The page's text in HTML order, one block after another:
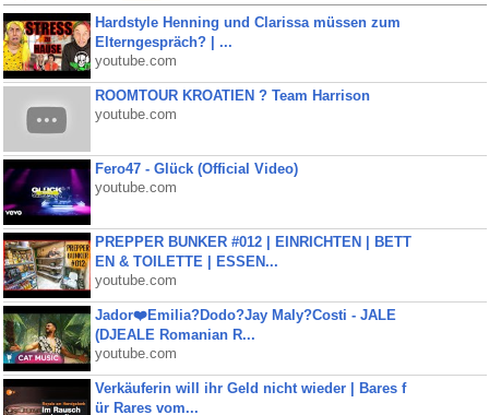
Hardstyle Henning und Clarissa müssen zum
Elterngespräch? | ...
youtube.com
ROOMTOUR KROATIEN ? Team Harrison
youtube.com
Fero47 - Glück (Official Video)
youtube.com
PREPPER BUNKER #012 | EINRICHTEN | BETT
EN & TOILETTE | ESSEN...
youtube.com
Jador❤️Emilia?Dodo?Jay Maly?Costi - JALE
(DJEALE Romanian R...
youtube.com
Verkäuferin will ihr Geld nicht wieder | Bares f
ür Rares vom...